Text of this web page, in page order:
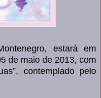
estará em
de maio de 2013, com
contemplado pelo